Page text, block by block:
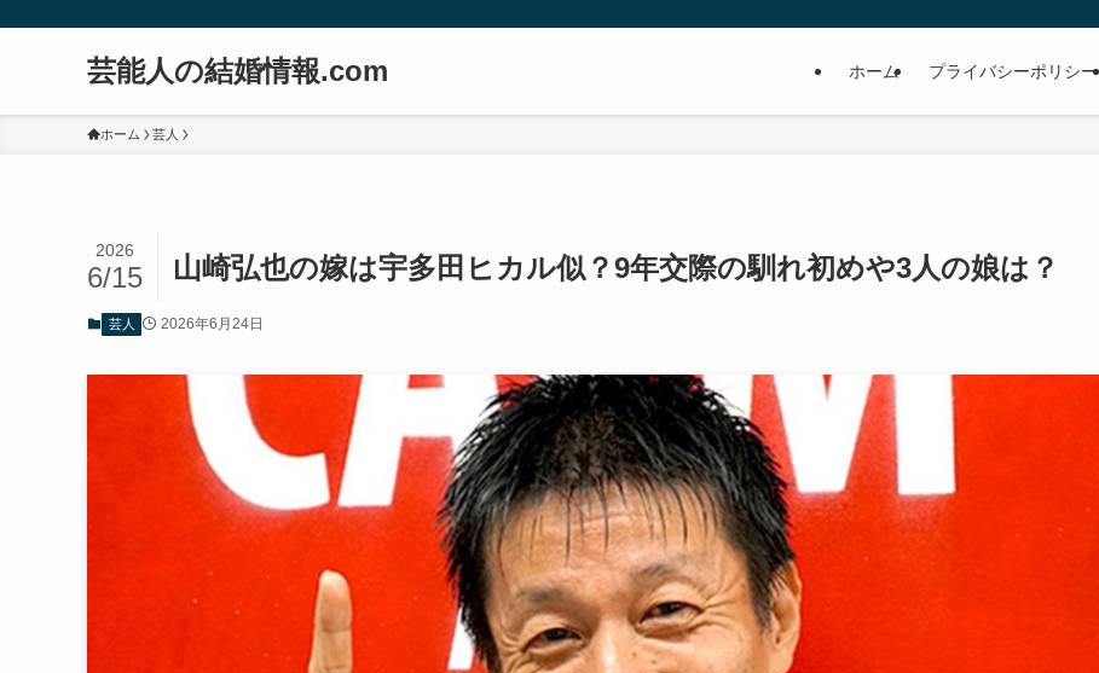
芸能人の結婚情報.com ホーム プライバシーポリシー
ホーム 芸人
山崎弘也の嫁は宇多田ヒカル似？9年交際の馴れ初めや3人の娘は？
2026
6/15
芸人 2026年6月24日